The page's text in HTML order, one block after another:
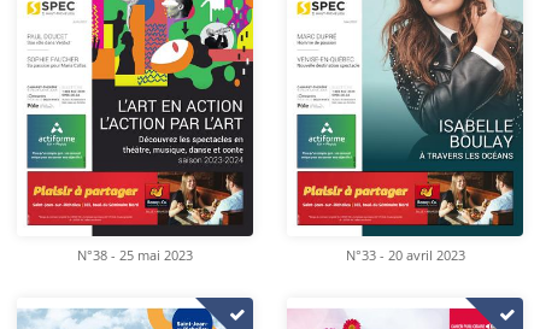
N°38 - 25 mai 2023 N°33 - 20 avril 2023